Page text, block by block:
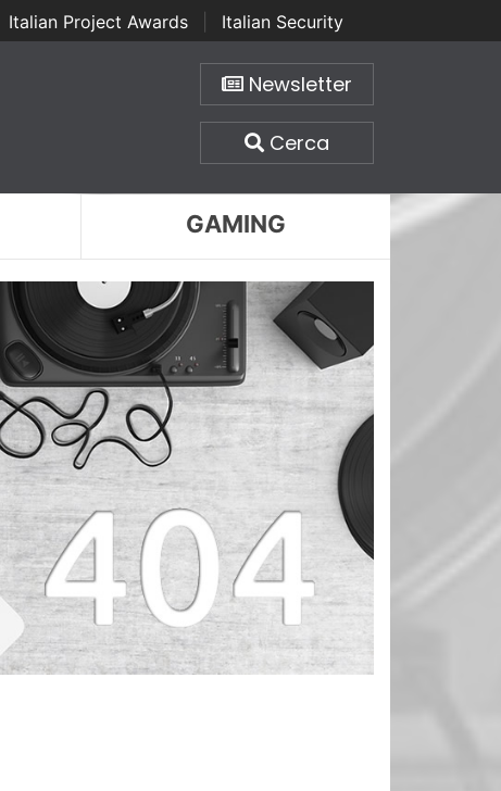
Italian Project Awards
Italian Security
Newsletter
Cerca
GAMING